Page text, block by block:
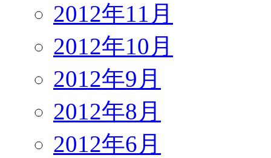
2012年11月
2012年10月
2012年9月
2012年8月
2012年6月